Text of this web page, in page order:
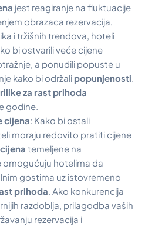
jest reagiranje na fluktuacije
obrazaca rezervacija,
i tržišnih trendova, hoteli
bi ostvarili veće cijene
a ponudili popuste u
kako bi održali popunjenosti.
za rast prihoda
godine.
cijena: Kako bi ostali
moraju redovito pratiti cijene
temeljene na
hotelima da
gostima uz istovremeno
prihoda. Ako konkurencija
razdoblja, prilagodba vaših
rezervacija i